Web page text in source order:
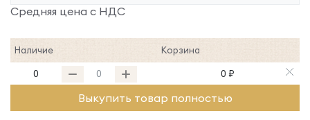
Средняя цена с НДС
Наличие Корзина
0 0 ₽
Выкупить товар полностью